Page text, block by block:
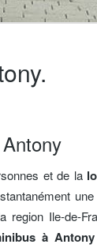
et de la
region Ile-de-
à